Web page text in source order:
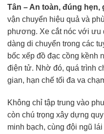
Tân – An toàn, đúng hẹn,
vận chuyển hiệu quả và
phương. Xe cắt nóc với ưu
dàng di chuyển trong các
bốc xếp đồ đạc cồng kềnh
điện tử. Nhờ đó, quá trình
gian, hạn chế tối đa va
Không chỉ tập trung vào
còn chú trọng xây dựng
minh bạch, cùng đội ngũ